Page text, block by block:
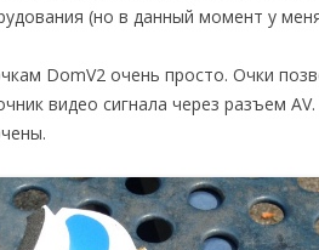
(но в данный момент у
DomV2 очень просто. Очки
видео сигнала через разъем